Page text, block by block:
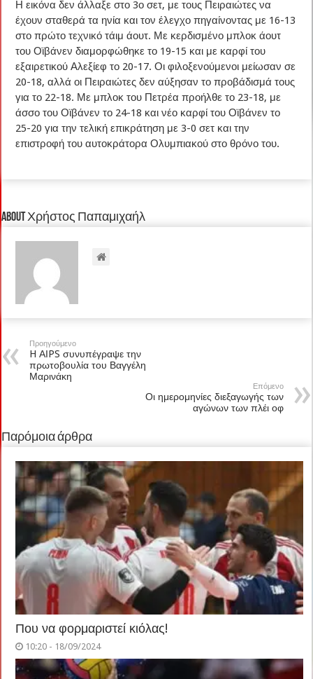
Η εικόνα δεν άλλαξε στο 3ο σετ, με τους Πειραιώτες να
έχουν σταθερά τα ηνία και τον έλεγχο πηγαίνοντας με 16-13
στο πρώτο τεχνικό τάιμ άουτ. Με κερδισμένο μπλοκ άουτ
του Οϊβάνεν διαμορφώθηκε το 19-15 και με καρφί του
εξαιρετικού Αλεξίεφ το 20-17. Οι φιλοξενούμενοι μείωσαν σε
20-18, αλλά οι Πειραιώτες δεν αύξησαν το προβάδισμά τους
για το 22-18. Με μπλοκ του Πετρέα προήλθε το 23-18, με
άσσο του Οϊβάνεν το 24-18 και νέο καρφί του Οϊβάνεν το
25-20 για την τελική επικράτηση με 3-0 σετ και την
επιστροφή του αυτοκράτορα Ολυμπιακού στο θρόνο του.
About Χρήστος Παπαμιχαήλ
Προηγούμενο
H ΑΙPS συνυπέγραψε την
πρωτοβουλία του Βαγγέλη
Μαρινάκη
Επόμενο
Οι ημερομηνίες διεξαγωγής των
αγώνων των πλέι οφ
Παρόμοια άρθρα
Που να φορμαριστεί κιόλας!
10:20 - 18/09/2024